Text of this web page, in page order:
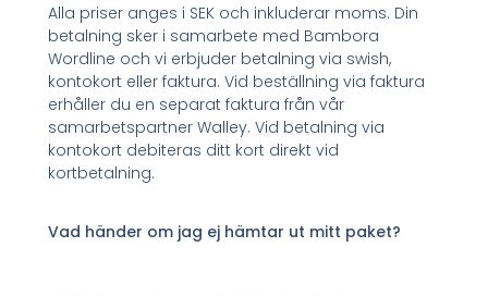
Alla priser anges i SEK och inkluderar moms. Din
betalning sker i samarbete med Bambora
Wordline och vi erbjuder betalning via swish,
kontokort eller faktura. Vid beställning via faktura
erhåller du en separat faktura från vår
samarbetspartner Walley. Vid betalning via
kontokort debiteras ditt kort direkt vid
kortbetalning.
Vad händer om jag ej hämtar ut mitt paket?